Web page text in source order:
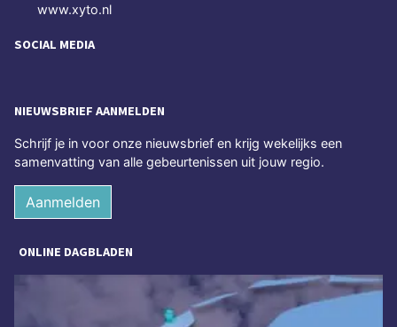
www.xyto.nl
SOCIAL MEDIA
NIEUWSBRIEF AANMELDEN
Schrijf je in voor onze nieuwsbrief en krijg wekelijks een
samenvatting van alle gebeurtenissen uit jouw regio.
Aanmelden
ONLINE DAGBLADEN